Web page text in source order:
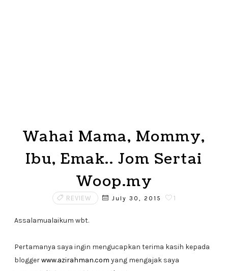
Wahai Mama, Mommy,
Ibu, Emak.. Jom Sertai
Woop.my
REVIEW July 30, 2015 1
Assalamualaikum wbt.
Pertamanya saya ingin mengucapkan terima kasih kepada
bloggerwww.azirahman.com yang mengajak saya